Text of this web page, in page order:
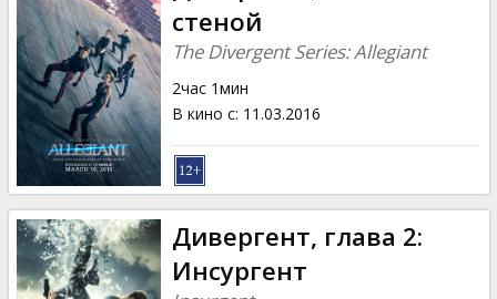
стеной
The Divergent Series: Allegiant
2час 1мин
В кино с: 11.03.2016
Дивергент, глава 2:
Инсургент